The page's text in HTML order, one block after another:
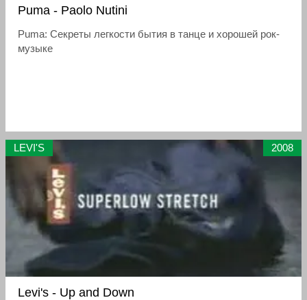
Puma - Paolo Nutini
Puma: Секреты легкости бытия в танце и хорошей рок-
музыке
LEVI'S 2008
Levi's - Up and Down